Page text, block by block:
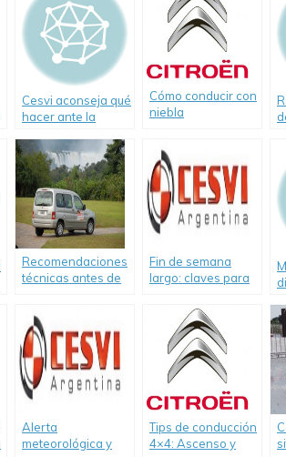
Cesvi aconseja qué
hacer ante la
conductores
peligrosos
Cómo conducir con
niebla
Recomendaciones
técnicas antes de
Fin de semana
largo: claves para
Alerta
meteorológica y
Tips de conducción
4×4: Ascenso y